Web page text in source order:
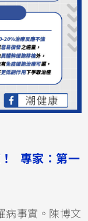
專家：第一
病事實。陳博文